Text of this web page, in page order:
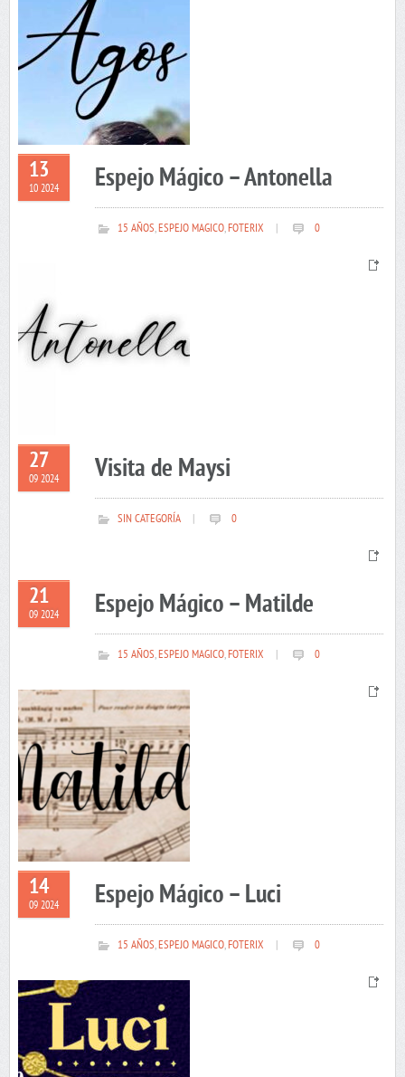
13
10 2024 Espejo Mágico – Antonella
15 AÑOS,ESPEJO MAGICO,FOTERIX 0
27
09 2024 Visita de Maysi
SIN CATEGORÍA 0
21
09 2024 Espejo Mágico – Matilde
15 AÑOS,ESPEJO MAGICO,FOTERIX 0
14
09 2024 Espejo Mágico – Luci
15 AÑOS,ESPEJO MAGICO,FOTERIX 0